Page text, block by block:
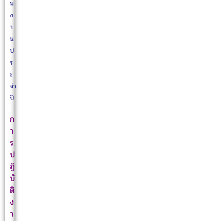
น
ง
า
น
ป
ร
ะ
จำ
ปี
ก
า
ร
ป
ฏิ
บั
ติ
ง
า